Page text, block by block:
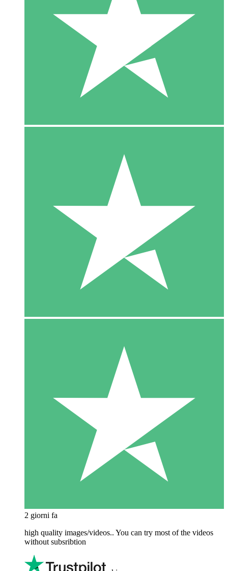
2 giorni fa
high quality images/videos.. You can try most of the videos
without subsribtion